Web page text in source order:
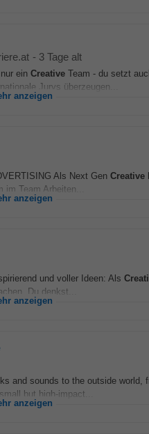
- 3 Tage alt
ein Creative Team - du setzt
Jurys überzeugen...
anzeigen
Als Next Gen Creative
Team Arbeiten...
anzeigen
und voller Ideen: Als
Du denkst...
anzeigen
and sounds to the outside world,
but high-impact...
anzeigen